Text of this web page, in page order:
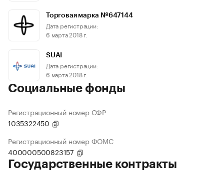
Торговая марка №647144
Дата регистрации:
6 марта 2018 г.
SUAI
Дата регистрации:
6 марта 2018 г.
Социальные фонды
Регистрационный номер СФР
1035322450
Регистрационный номер ФОМС
400000500823157
Государственные контракты